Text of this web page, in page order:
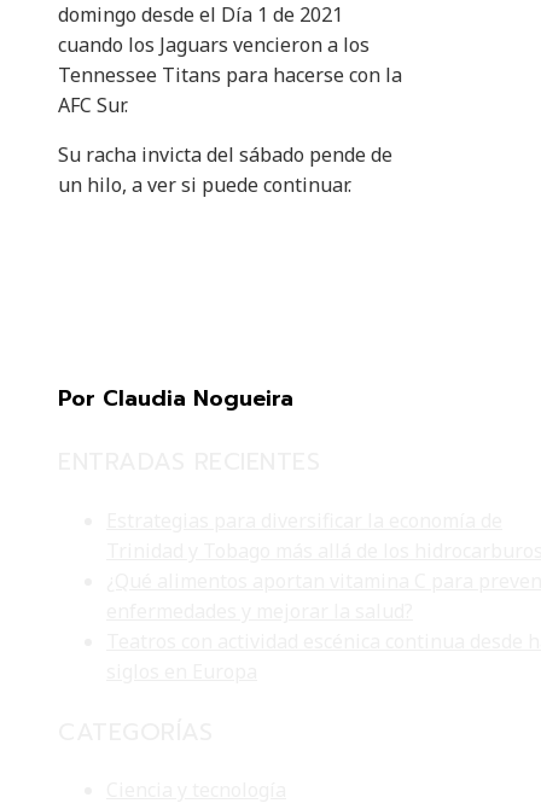
domingo desde el Día 1 de 2021
cuando los Jaguars vencieron a los
Tennessee Titans para hacerse con la
AFC Sur.
Su racha invicta del sábado pende de
un hilo, a ver si puede continuar.
Por Claudia Nogueira